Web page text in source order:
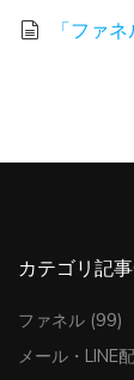
「ファ
カテゴリ記
ファネル (99)
メール・LINE